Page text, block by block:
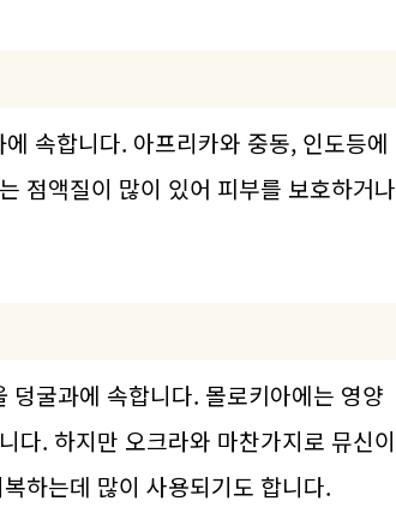
속합니다. 아프리카와 중동, 인도등에
점액질이 많이 있어 피부를 보호하거나
굴과에 속합니다. 몰로키아에는 영양
다. 하지만 오크라와 마찬가지로 뮤신이
하는데 많이 사용되기도 합니다.